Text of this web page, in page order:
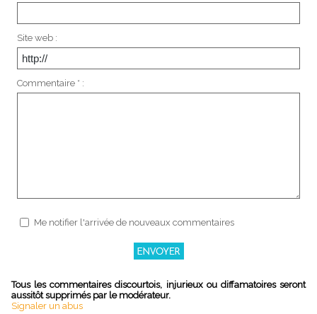
Site web :
Commentaire * :
Me notifier l'arrivée de nouveaux commentaires
Tous les commentaires discourtois, injurieux ou diffamatoires seront
aussitôt supprimés par le modérateur.
Signaler un abus